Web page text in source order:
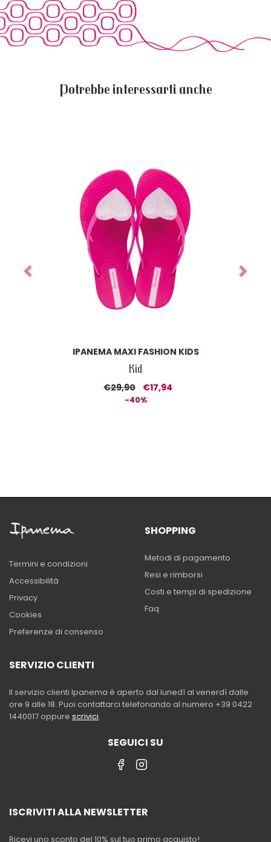
Potrebbe interessarti anche
IPANEMA MAXI FASHION KIDS
Kid
€29,90 €17,94
-40%
Previous Next
Termini e condizioni
Accessibilità
Privacy
Cookies
Preferenze di consenso
SHOPPING
Metodi di pagamento
Resi e rimborsi
Costi e tempi di spedizione
Faq
SERVIZIO CLIENTI
Il servizio clienti Ipanema è aperto dal lunedì al venerdì dalle
ore 9 alle 18. Puoi contattarci telefonando al numero +39 0422
1440017 oppure scrivici.
SEGUICI SU
ISCRIVITI ALLA NEWSLETTER
Ricevi uno sconto del 10% sul tuo primo acquisto!